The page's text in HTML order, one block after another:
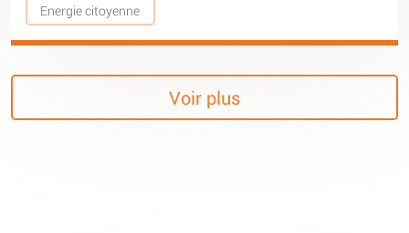
Energie citoyenne
Voir plus